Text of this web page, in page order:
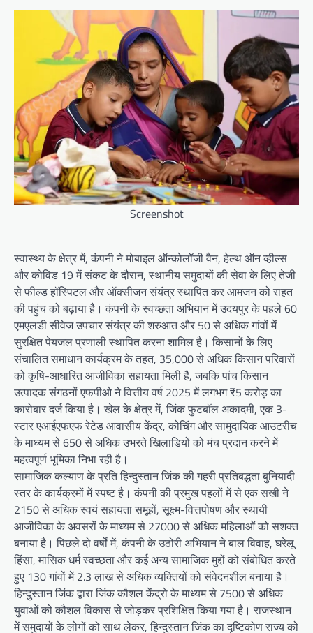
Screenshot
स्वास्थ्य के क्षेत्र में, कंपनी ने मोबाइल ऑन्कोलॉजी वैन, हेल्थ ऑन व्हील्स
और कोविड 19 में संकट के दौरान, स्थानीय समुदायों की सेवा के लिए तेजी
से फील्ड हॉस्पिटल और ऑक्सीजन संयंत्र स्थापित कर आमजन को राहत
की पहुंच को बढ़ाया है। कंपनी के स्वच्छता अभियान में उदयपुर के पहले 60
एमएलडी सीवेज उपचार संयंत्र की शरुआत और 50 से अधिक गांवों में
सुरक्षित पेयजल प्रणाली स्थापित करना शामिल है। किसानों के लिए
संचालित समाधान कार्यक्रम के तहत, 35,000 से अधिक किसान परिवारों
को कृषि-आधारित आजीविका सहायता मिली है, जबकि पांच किसान
उत्पादक संगठनों एफपीओ ने वित्तीय वर्ष 2025 में लगभग ₹5 करोड़ का
कारोबार दर्ज किया है। खेल के क्षेत्र में, जिंक फुटबॉल अकादमी, एक 3-
स्टार एआईएफएफ रेटेड आवासीय केंद्र, कोचिंग और सामुदायिक आउटरीच
के माध्यम से 650 से अधिक उभरते खिलाडियों को मंच प्रदान करने में
महत्वपूर्ण भूमिका निभा रही है।
सामाजिक कल्याण के प्रति हिन्दुस्तान जिंक की गहरी प्रतिबद्धता बुनियादी
स्तर के कार्यक्रमों में स्पष्ट है। कंपनी की प्रमुख पहलों में से एक सखी ने
2150 से अधिक स्वयं सहायता समूहों, सूक्ष्म-वित्तपोषण और स्थायी
आजीविका के अवसरों के माध्यम से 27000 से अधिक महिलाओं को सशक्त
बनाया है। पिछले दो वर्षों में, कंपनी के उठोरी अभियान ने बाल विवाह, घरेलू
हिंसा, मासिक धर्म स्वच्छता और कई अन्य सामाजिक मुद्दों को संबोधित करते
हुए 130 गांवों में 2.3 लाख से अधिक व्यक्तियों को संवेदनशील बनाया है।
हिन्दुस्तान जिंक द्वारा जिंक कौशल केंद्रो के माध्यम से 7500 से अधिक
युवाओं को कौशल विकास से जोड़कर प्रशिक्षित किया गया है। राजस्थान
में समुदायों के लोगों को साथ लेकर, हिन्दुस्तान जिंक का दृष्टिकोण राज्य को